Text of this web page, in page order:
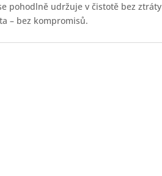
pohodlně udržuje v čistotě bez ztráty
– bez kompromisů.